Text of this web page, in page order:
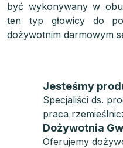
być wykonywany w
ten typ głowicy do
dożywotnim darmowym
Jesteśmy
Specjaliści ds.
praca
Dożywotnia
Oferujemy